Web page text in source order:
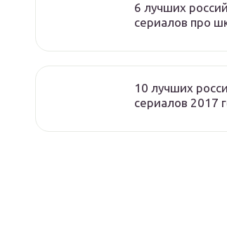
6 лучших
сериалов про
10 лучших
сериалов 2017